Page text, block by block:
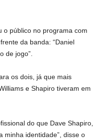
o público no programa com
da banda: “Daniel
de jogo”.
os dois, já que mais
e Shapiro tiveram em
do que Dave Shapiro,
minha identidade”, disse o